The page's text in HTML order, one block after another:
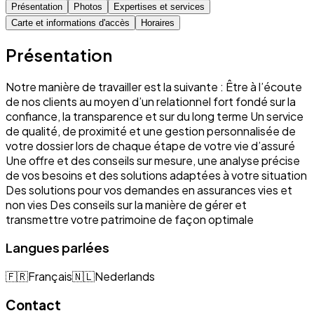
Présentation Photos
Expertises et services
Carte et informations d'accès
Horaires
Présentation
Notre manière de travailler est la suivante : Être à l’écoute
de nos clients au moyen d’un relationnel fort fondé sur la
confiance, la transparence et sur du long terme Un service
de qualité, de proximité et une gestion personnalisée de
votre dossier lors de chaque étape de votre vie d’assuré
Une offre et des conseils sur mesure, une analyse précise
de vos besoins et des solutions adaptées à votre situation
Des solutions pour vos demandes en assurances vies et
non vies Des conseils sur la manière de gérer et
transmettre votre patrimoine de façon optimale
Langues parlées
🇫🇷Français🇳🇱Nederlands
Contact